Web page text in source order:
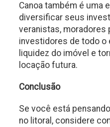
Canoa também é uma
diversificar seus
veranistas, moradores
investidores de todo o
liquidez do imóvel e
locação futura.
Conclusão
Se você está
no litoral, considere